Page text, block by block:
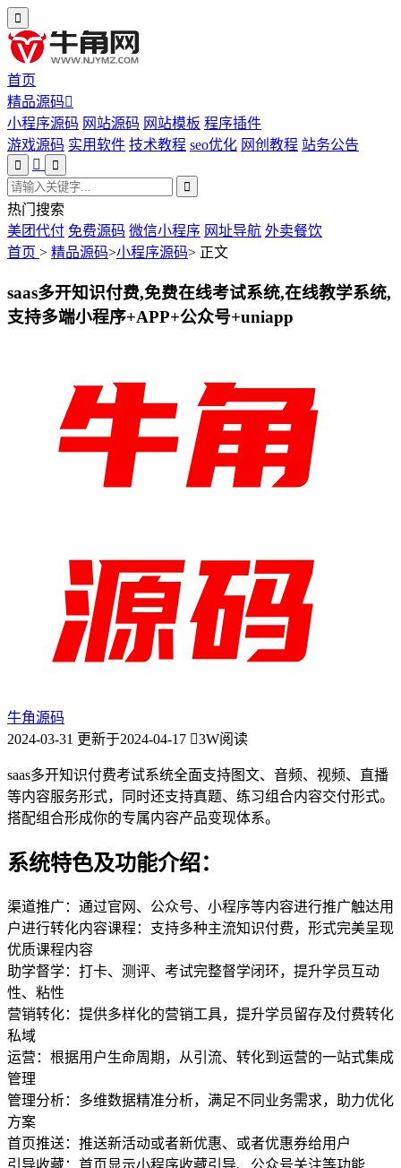
首页
精品源码
小程序源码 网站源码 网站模板 程序插件
游戏源码 实用软件 技术教程 seo优化 网创教程 站务公告
热门搜索
美团代付 免费源码 微信小程序 网址导航 外卖餐饮
首页 > 精品源码>小程序源码> 正文
saas多开知识付费,免费在线考试系统,在线教学系统,
支持多端小程序+APP+公众号+uniapp
牛角源码
2024-03-31 更新于2024-04-17 3W阅读
saas多开知识付费考试系统全面支持图文、音频、视频、直播
等内容服务形式，同时还支持真题、练习组合内容交付形式。
搭配组合形成你的专属内容产品变现体系。
系统特色及功能介绍：
渠道推广：通过官网、公众号、小程序等内容进行推广触达用
户进行转化内容课程：支持多种主流知识付费，形式完美呈现
优质课程内容
助学督学：打卡、测评、考试完整督学闭环，提升学员互动
性、粘性
营销转化：提供多样化的营销工具，提升学员留存及付费转化
私域
运营：根据用户生命周期，从引流、转化到运营的一站式集成
管理
管理分析：多维数据精准分析，满足不同业务需求，助力优化
方案
首页推送：推送新活动或者新优惠、或者优惠券给用户